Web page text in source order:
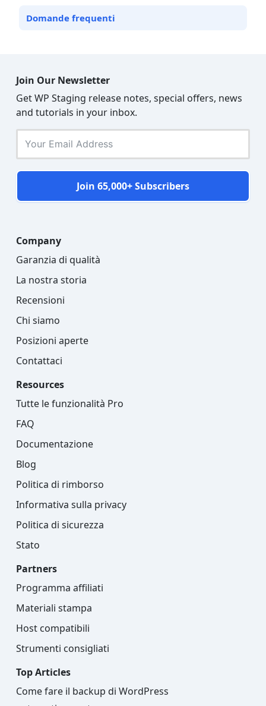
Domande frequenti
Join Our Newsletter
Get WP Staging release notes, special offers, news
and tutorials in your inbox.
Join 65,000+ Subscribers
Company
Garanzia di qualità
La nostra storia
Recensioni
Chi siamo
Posizioni aperte
Contattaci
Resources
Tutte le funzionalità Pro
FAQ
Documentazione
Blog
Politica di rimborso
Informativa sulla privacy
Politica di sicurezza
Stato
Partners
Programma affiliati
Materiali stampa
Host compatibili
Strumenti consigliati
Top Articles
Come fare il backup di WordPress